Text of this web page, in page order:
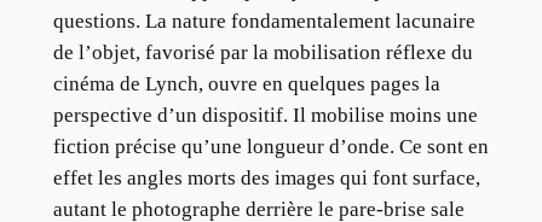
questions. La nature fondamentalement lacunaire
de l’objet, favorisé par la mobilisation réflexe du
cinéma de Lynch, ouvre en quelques pages la
perspective d’un dispositif. Il mobilise moins une
fiction précise qu’une longueur d’onde. Ce sont en
effet les angles morts des images qui font surface,
autant le photographe derrière le pare-brise sale